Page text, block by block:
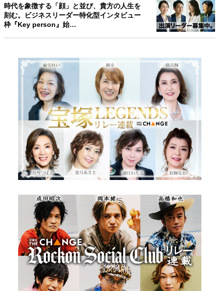
時代を象徴する「顔」と並び、貴方の人生を
刻む。ビジネスリーダー特化型インタビュー
枠『Key person』始…